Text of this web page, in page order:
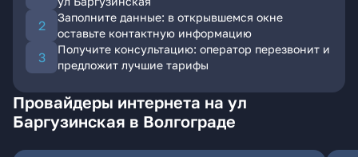
Заполните данные: в открывшемся окне
оставьте контактную информацию
Получите консультацию: оператор перезвонит и
предложит лучшие тарифы
Провайдеры интернета на ул
Баргузинская в Волгограде